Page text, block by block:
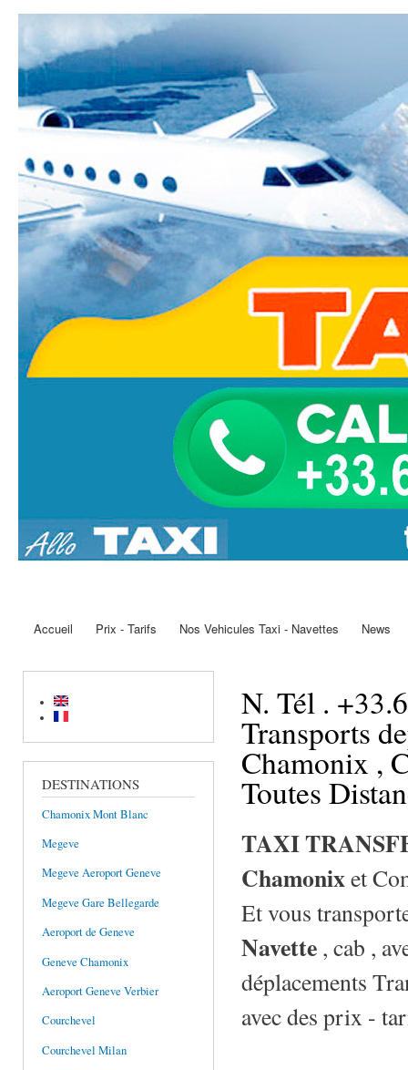
Taxi-
Transfer.fr
Main menu
Accueil Prix - Tarifs Nos Vehicules Taxi - Navettes News
DESTINATIONS
Chamonix Mont Blanc
Megeve
Megeve Aeroport Geneve
Megeve Gare Bellegarde
Aeroport de Geneve
Geneve Chamonix
Aeroport Geneve Verbier
Courchevel
Courchevel Milan
N. Tél .
Transports
Chamonix ,
Toutes
TAXI
Chamonixet
Et vous
Navette , cab ,
déplacements
avec des prix -